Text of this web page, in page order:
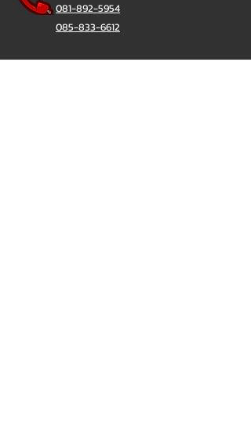
081-892-5954
085-833-6612
สายด่วนออฟฟิศ :02-297-0811